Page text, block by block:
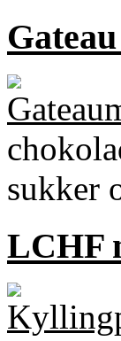
sukker
LCHF